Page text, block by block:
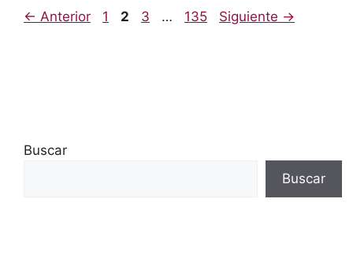
← Anterior Página
1 Página
2 Página
3 … Página
135 Siguiente →
Buscar
Buscar